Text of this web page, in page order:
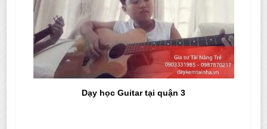
Dạy học Guitar tại quận 3